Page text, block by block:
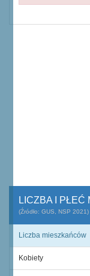
LICZBA I PŁEĆ
(Źródło: GUS, NSP 2021)
Liczba mieszkańców
Kobiety